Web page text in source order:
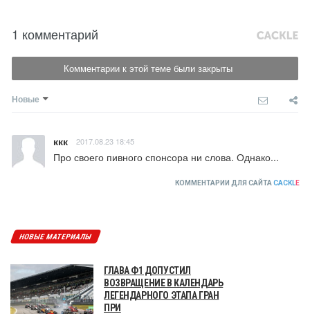
1 комментарий
Комментарии к этой теме были закрыты
Новые
ккк 2017.08.23 18:45
Про своего пивного спонсора ни слова. Однако...
КОММЕНТАРИИ ДЛЯ САЙТА CACKLE
НОВЫЕ МАТЕРИАЛЫ
ГЛАВА Ф1 ДОПУСТИЛ
ВОЗВРАЩЕНИЕ В КАЛЕНДАРЬ
ЛЕГЕНДАРНОГО ЭТАПА ГРАН
ПРИ